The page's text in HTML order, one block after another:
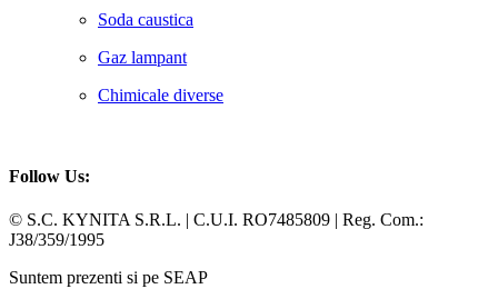
Soda caustica
Gaz lampant
Chimicale diverse
Follow Us:
Facebook
Whatsapp
© S.C. KYNITA S.R.L. | C.U.I. RO7485809 | Reg. Com.:
J38/359/1995
Suntem prezenti si pe SEAP